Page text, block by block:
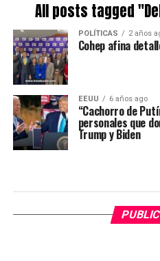
All posts tagged
POLÍTICAS 2 años
Cohep afina
EEUU 6 años ago
“Cachorro de
personales que
Trump y Biden